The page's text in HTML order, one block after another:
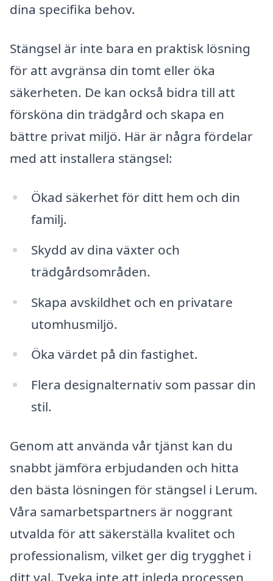
dina specifika behov.
Stängsel är inte bara en praktisk lösning
för att avgränsa din tomt eller öka
säkerheten. De kan också bidra till att
försköna din trädgård och skapa en
bättre privat miljö. Här är några fördelar
med att installera stängsel:
Ökad säkerhet för ditt hem och din
familj.
Skydd av dina växter och
trädgårdsområden.
Skapa avskildhet och en privatare
utomhusmiljö.
Öka värdet på din fastighet.
Flera designalternativ som passar din
stil.
Genom att använda vår tjänst kan du
snabbt jämföra erbjudanden och hitta
den bästa lösningen för stängsel i Lerum.
Våra samarbetspartners är noggrant
utvalda för att säkerställa kvalitet och
professionalism, vilket ger dig trygghet i
ditt val. Tveka inte att inleda processen